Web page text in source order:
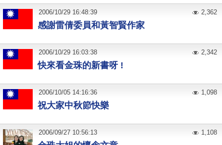
感謝雷倩委員和黃智賢作家
2006/10/29 16:48:39 2,362
快來看金珠的新書呀 !
2006/10/29 16:03:38 2,342
祝大家中秋節快樂
2006/10/05 14:16:36 1,098
2006/09/27 10:56:13 1,108